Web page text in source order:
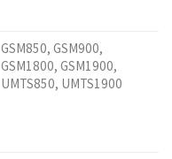
GSM850, GSM900,
GSM1800, GSM1900,
UMTS850, UMTS1900